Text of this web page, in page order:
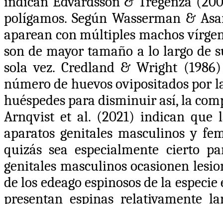
polígamos. Según Wasserman &
aparean con múltiples machos
son de mayor tamaño a lo largo de
sola vez. Credland & Wright
número de huevos ovipositados por
huéspedes para disminuir así, la
Arnqvist et al. (2021) indican que
aparatos genitales masculinos y
quizás sea especialmente cierto
genitales masculinos ocasionen
de los edeago espinosos de la
presentan espinas relativamente